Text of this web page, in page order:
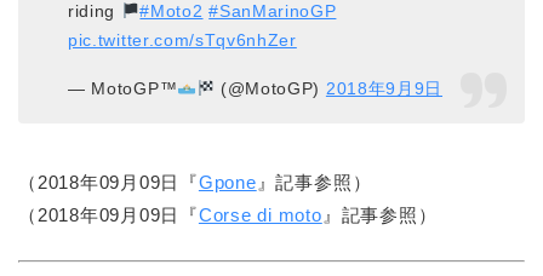
riding
#Moto2 #SanMarinoGP
pic.twitter.com/sTqv6nhZer
— MotoGP™ (@MotoGP) 2018年9月9日
（2018年09月09日『Gpone 』記事参照）
（2018年09月09日『Corse di moto 』記事参照）